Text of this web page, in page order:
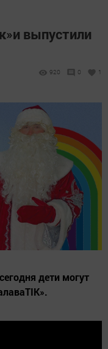
выпустили
920 0 1
дети могут